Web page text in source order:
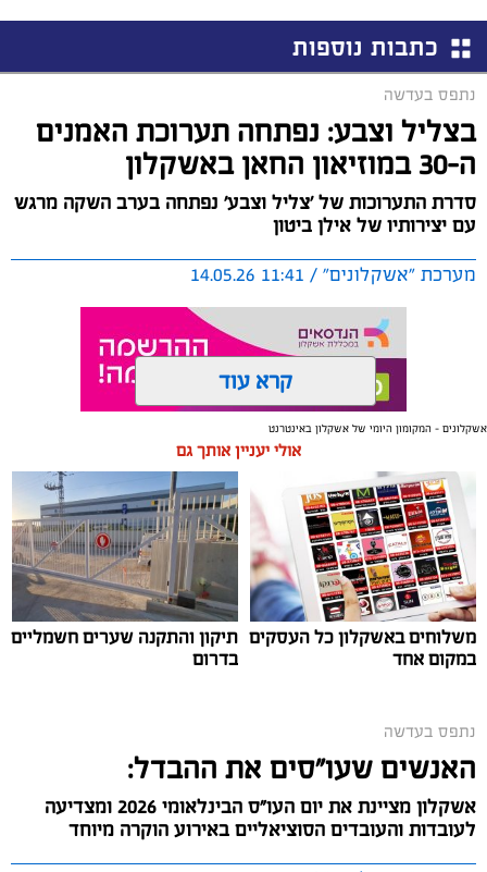
כתבות נוספות
נתפס בעדשה
בצליל וצבע: נפתחה תערוכת האמנים
ה-30 במוזיאון החאן באשקלון
סדרת התערוכות של 'צליל וצבע' נפתחה בערב השקה מרגש
עם יצירותיו של אילן ביטון
מערכת "אשקלונים" / 11:41 14.05.26
תגים: תערוכה, אמנים, צליל וצבע
בערב שלישי (12.5.26), הושקה תערוכת 'צליל וצבע'
המסורתית במוזיאון החאן עם יצירותיו המיוחדות של האמן,
תושב אשקלון, אילן ביטון.
קרא עוד
אשקלונים - המקומון היומי של אשקלון באינטרנט
אולי יעניין אותך גם
משלוחים באשקלון כל העסקים
במקום אחד
תיקון והתקנה שערים חשמליים
בדרום
נתפס בעדשה
האנשים שעו"סים את ההבדל:
אשקלון מציינת את יום העו"ס הבינלאומי 2026 ומצדיעה
לעובדות והעובדים הסוציאליים באירוע הוקרה מיוחד